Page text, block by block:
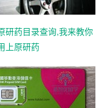
研药目录查询,我来教你
上原研药